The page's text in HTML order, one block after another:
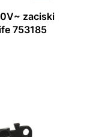
zaciski
753185